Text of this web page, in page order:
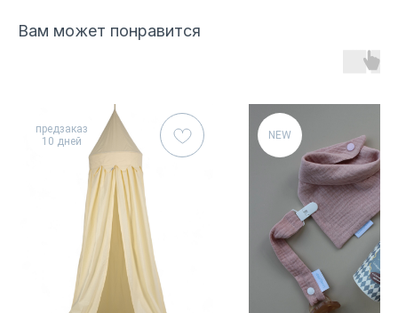
Вам может понравится
предзаказ
10 дней
NEW
© 2021 ЛавлиМАМ
Разработка сайта
Мы принимаем к оплате
*Meta признана экстремистской организацией и запрещена
на территории России